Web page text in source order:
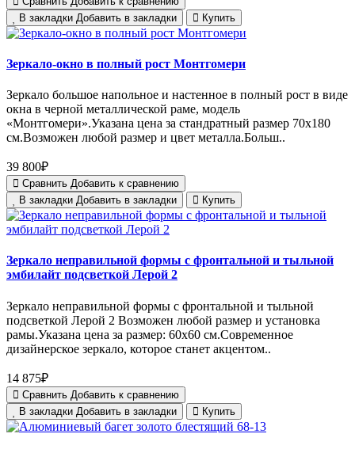
В закладки Добавить в закладки Купить
Зеркало-окно в полный рост Монтгомери
Зеркало большое напольное и настенное в полный рост в виде
окна в черной металлической раме, модель
«Монтгомери».Указана цена за стандратный размер 70х180
см.Возможен любой размер и цвет металла.Больш..
39 800₽
Сравнить Добавить к сравнению
В закладки Добавить в закладки Купить
Зеркало неправильной формы с фронтальной и тыльной
эмбилайт подсветкой Лерой 2
Зеркало неправильной формы с фронтальной и тыльной
подсветкой Лерой 2 Возможен любой размер и установка
рамы.Указана цена за размер: 60х60 см.Современное
дизайнерское зеркало, которое станет акцентом..
14 875₽
Сравнить Добавить к сравнению
В закладки Добавить в закладки Купить